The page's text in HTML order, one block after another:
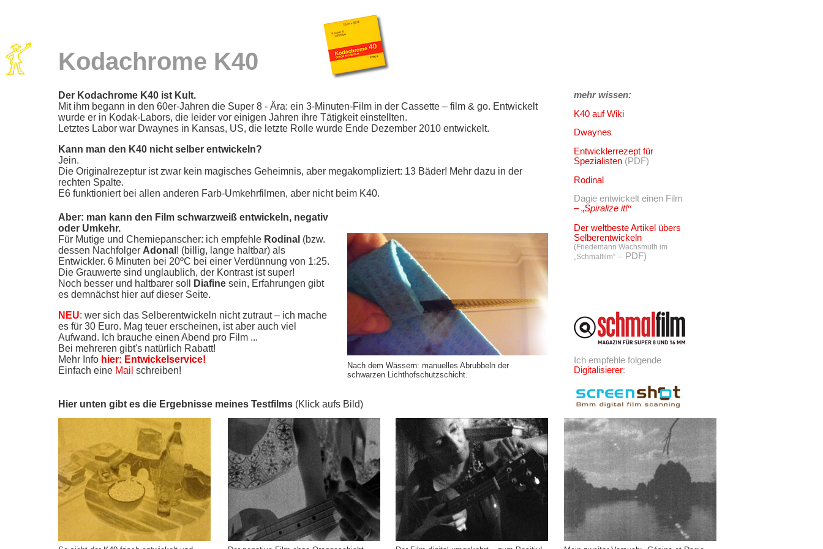
Kodachrome K40
Der Kodachrome K40 ist Kult.
Mit ihm begann in den 60er-Jahren die Super 8 - Ära: ein 3-Minuten-Film in der Cassette – film & go. Entwickelt
wurde er in Kodak-Labors, die leider vor einigen Jahren ihre Tätigkeit einstellten.
Letztes Labor war Dwaynes in Kansas, US, die letzte Rolle wurde Ende Dezember 2010 entwickelt.
Kann man den K40 nicht selber entwickeln?
Jein.
Die Originalrezeptur ist zwar kein magisches Geheimnis, aber megakompliziert: 13 Bäder! Mehr dazu in der
rechten Spalte.
E6 funktioniert bei allen anderen Farb-Umkehrfilmen, aber nicht beim K40.
mehr wissen:
K40 auf Wiki
Dwaynes
Entwicklerrezept für
Spezialisten (PDF)
Rodinal
Dagie entwickelt einen Film
– „Spiralize it!“
Der weltbeste Artikel übers
Selberentwickeln
(Friedemann Wachsmuth im
„Schmalfilm“ – PDF)
Aber: man kann den Film schwarzweiß entwickeln, negativ
oder Umkehr.
Für Mutige und Chemiepanscher: ich empfehle Rodinal (bzw.
dessen Nachfolger Adonal ! (billig, lange haltbar) als
Entwickler. 6 Minuten bei 20ºC bei einer Verdünnung von 1:25.
Die Grauwerte sind unglaublich, der Kontrast ist super!
Noch besser und haltbarer soll
Diafine sein, Erfahrungen gibt
es demnächst hier auf dieser Seite.
NEU: wer sich das Selberentwickeln nicht zutraut – ich mache
es für 30 Euro. Mag teuer erscheinen, ist aber auch viel
Aufwand. Ich brauche einen Abend pro Film ...
Bei mehreren gibt's natürlich Rabatt!
Mehr Info hier: Entwickelservice!
Einfach eine Mail schreiben!
Ich empfehle folgende
Digitalisierer:
Nach dem Wässern: manuelles Abrubbeln der
schwarzen Lichthofschutzschicht.
Hier unten gibt es die Ergebnisse meines Testfilms (Klick aufs Bild)